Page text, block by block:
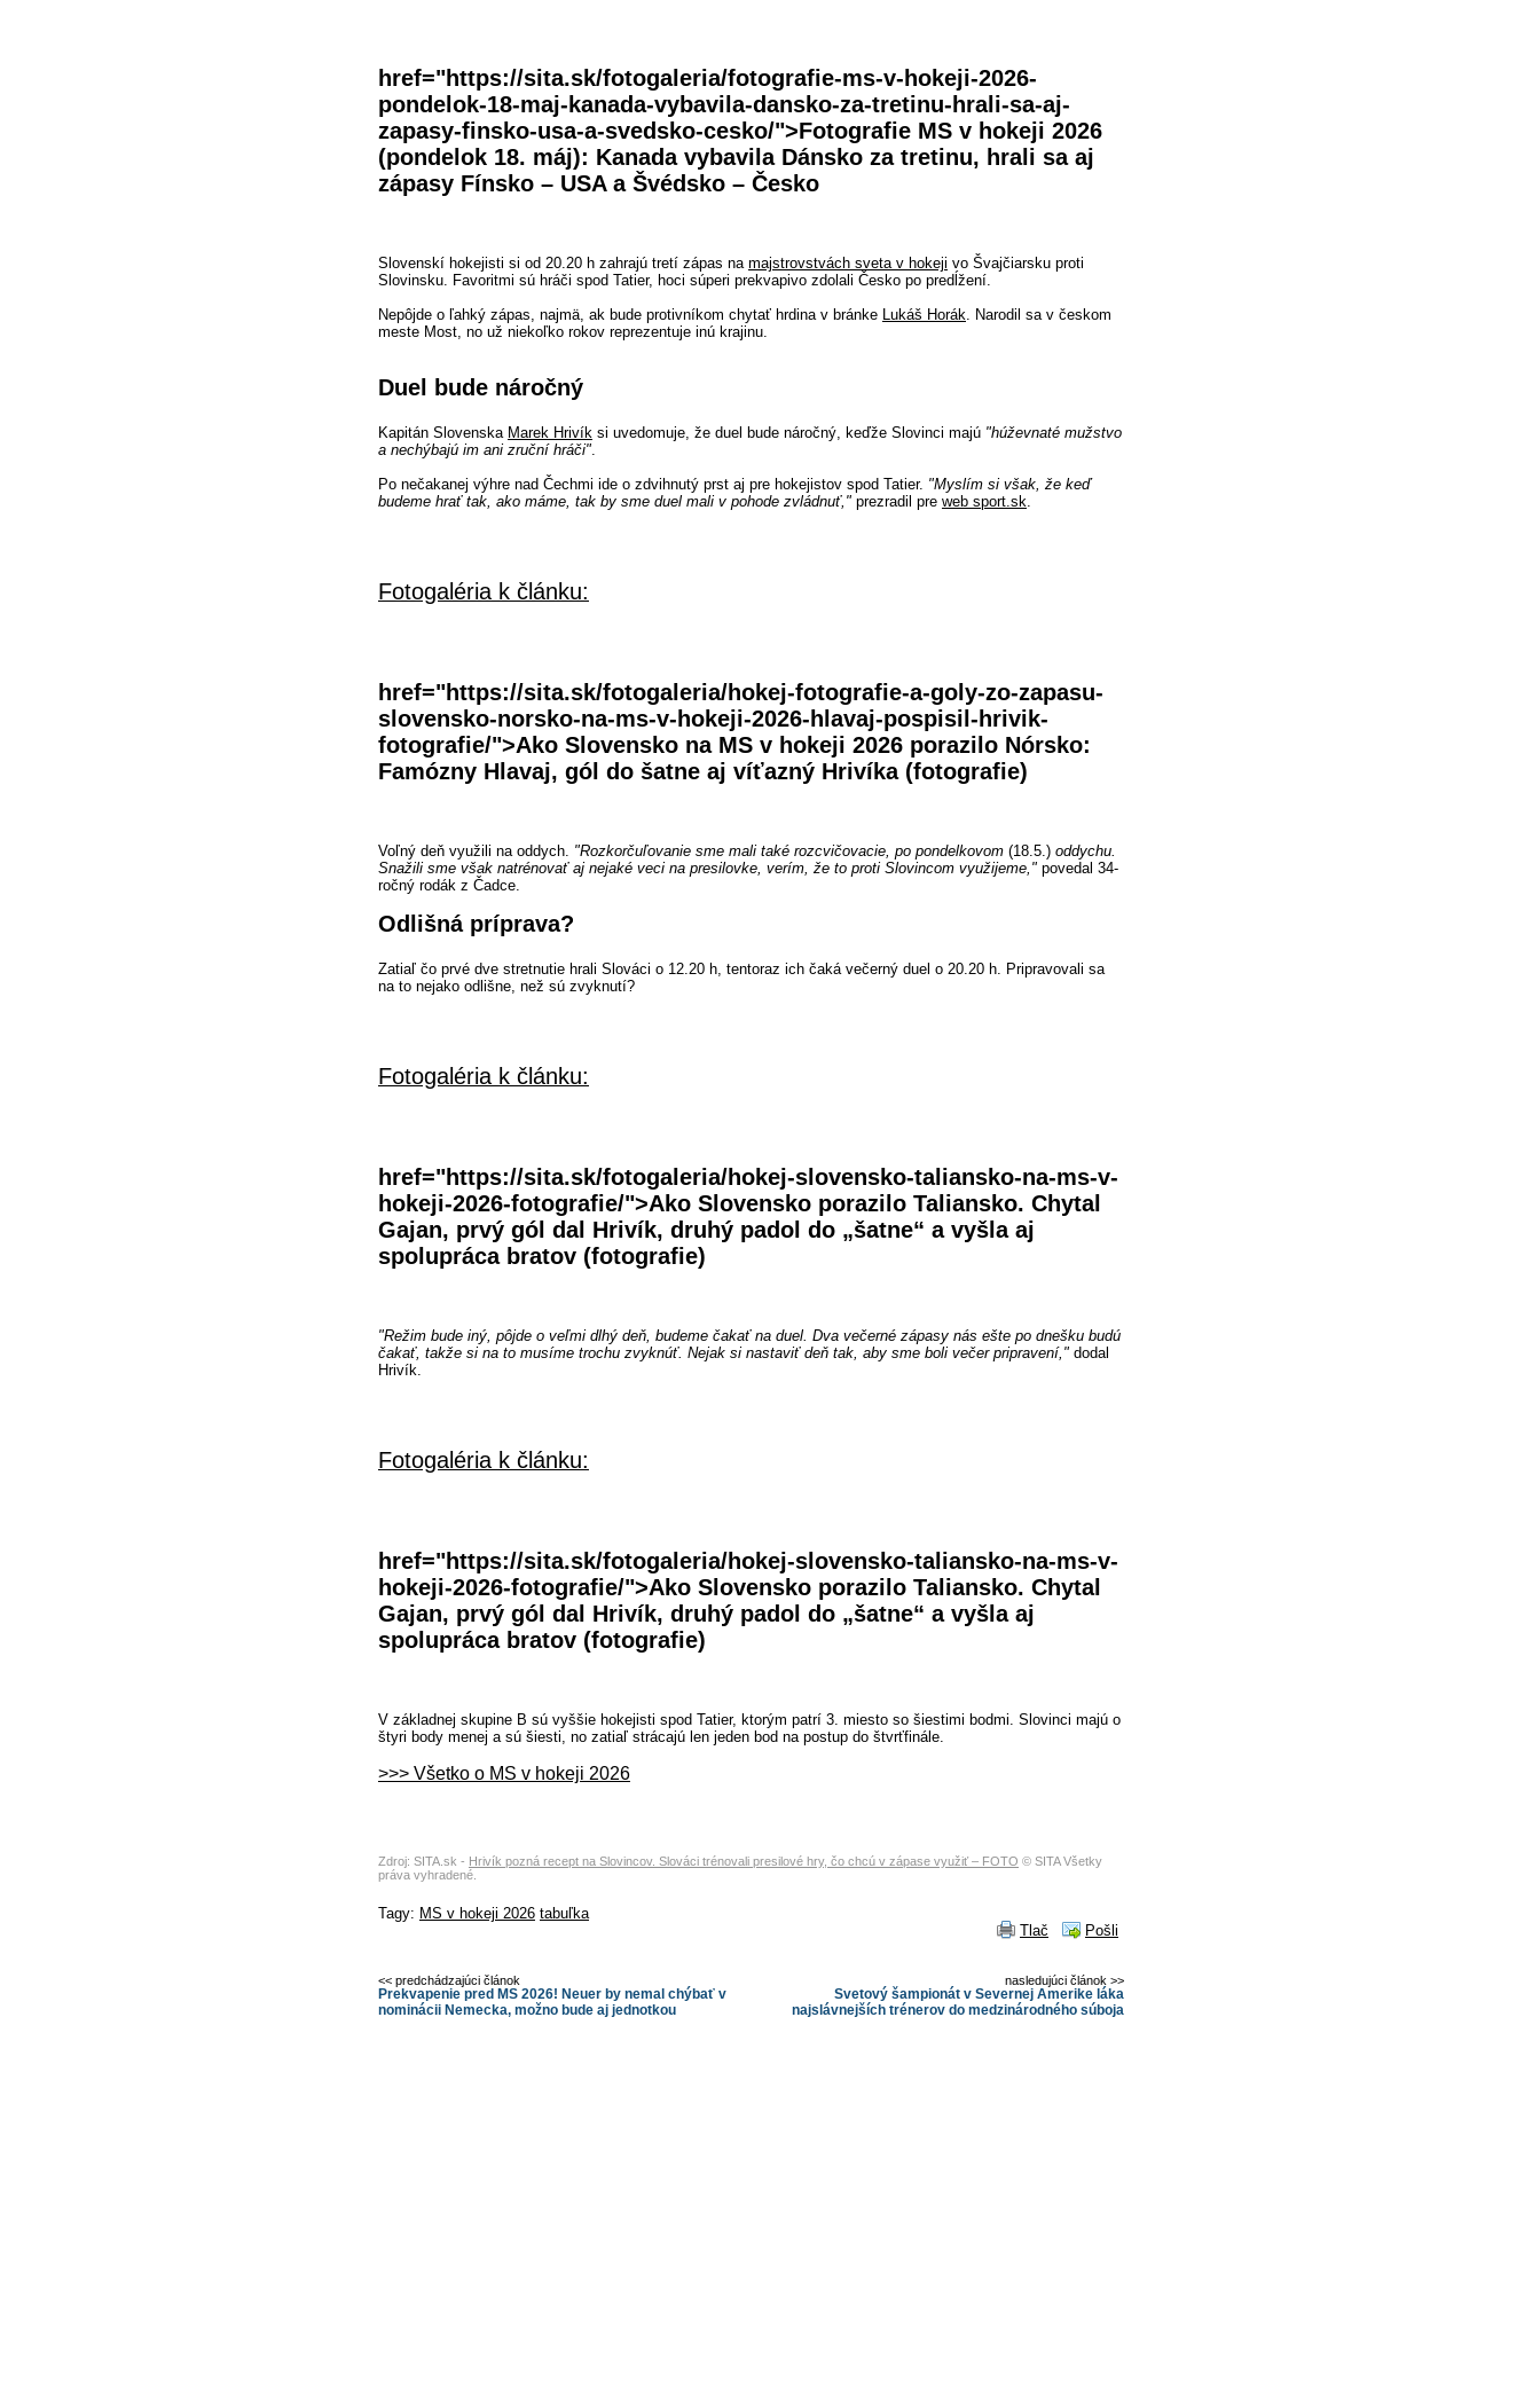
href="https://sita.sk/fotogaleria/fotografie-ms-v-hokeji-2026-
pondelok-18-maj-kanada-vybavila-dansko-za-tretinu-hrali-sa-aj-
zapasy-finsko-usa-a-svedsko-cesko/">Fotografie MS v hokeji 2026
(pondelok 18. máj): Kanada vybavila Dánsko za tretinu, hrali sa aj
zápasy Fínsko – USA a Švédsko – Česko
Slovenskí hokejisti si od 20.20 h zahrajú tretí zápas na majstrovstvách sveta v hokeji vo Švajčiarsku proti
Slovinsku. Favoritmi sú hráči spod Tatier, hoci súperi prekvapivo zdolali Česko po predĺžení.
Nepôjde o ľahký zápas, najmä, ak bude protivníkom chytať hrdina v bránke Lukáš Horák. Narodil sa v českom
meste Most, no už niekoľko rokov reprezentuje inú krajinu.
Duel bude náročný
Kapitán Slovenska Marek Hrivík si uvedomuje, že duel bude náročný, keďže Slovinci majú "húževnaté mužstvo
a nechýbajú im ani zruční hráči".
Po nečakanej výhre nad Čechmi ide o zdvihnutý prst aj pre hokejistov spod Tatier. "Myslím si však, že keď
budeme hrať tak, ako máme, tak by sme duel mali v pohode zvládnuť, " prezradil pre web sport.sk.
Fotogaléria k článku:
href="https://sita.sk/fotogaleria/hokej-fotografie-a-goly-zo-zapasu-
slovensko-norsko-na-ms-v-hokeji-2026-hlavaj-pospisil-hrivik-
fotografie/">Ako Slovensko na MS v hokeji 2026 porazilo Nórsko:
Famózny Hlavaj, gól do šatne aj víťazný Hrivíka (fotografie)
Voľný deň využili na oddych. "Rozkorčuľovanie sme mali také rozcvičovacie, po pondelkovom (18.5.) oddychu.
Snažili sme však natrénovať aj nejaké veci na presilovke, verím, že to proti Slovincom využijeme, " povedal 34-
ročný rodák z Čadce.
Odlišná príprava?
Zatiaľ čo prvé dve stretnutie hrali Slováci o 12.20 h, tentoraz ich čaká večerný duel o 20.20 h. Pripravovali sa
na to nejako odlišne, než sú zvyknutí?
Fotogaléria k článku:
href="https://sita.sk/fotogaleria/hokej-slovensko-taliansko-na-ms-v-
hokeji-2026-fotografie/">Ako Slovensko porazilo Taliansko. Chytal
Gajan, prvý gól dal Hrivík, druhý padol do „šatne“ a vyšla aj
spolupráca bratov (fotografie)
"Režim bude iný, pôjde o veľmi dlhý deň, budeme čakať na duel. Dva večerné zápasy nás ešte po dnešku budú
čakať, takže si na to musíme trochu zvyknúť. Nejak si nastaviť deň tak, aby sme boli večer pripravení, " dodal
Hrivík.
Fotogaléria k článku:
href="https://sita.sk/fotogaleria/hokej-slovensko-taliansko-na-ms-v-
hokeji-2026-fotografie/">Ako Slovensko porazilo Taliansko. Chytal
Gajan, prvý gól dal Hrivík, druhý padol do „šatne“ a vyšla aj
spolupráca bratov (fotografie)
V základnej skupine B sú vyššie hokejisti spod Tatier, ktorým patrí 3. miesto so šiestimi bodmi. Slovinci majú o
štyri body menej a sú šiesti, no zatiaľ strácajú len jeden bod na postup do štvrťfinále.
>>> Všetko o MS v hokeji 2026
Zdroj: SITA.sk - Hrivík pozná recept na Slovincov. Slováci trénovali presilové hry, čo chcú v zápase využiť – FOTO © SITA Všetky
práva vyhradené.
Tagy: MS v hokeji 2026 tabuľka
Tlač
Pošli
nasledujúci článok >>
Svetový šampionát v Severnej Amerike láka
najslávnejších trénerov do medzinárodného súboja
<< predchádzajúci článok
Prekvapenie pred MS 2026! Neuer by nemal chýbať v
nominácii Nemecka, možno bude aj jednotkou